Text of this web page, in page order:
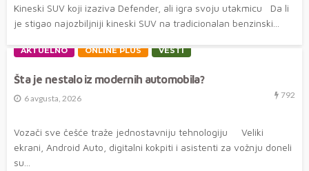
Kineski SUV koji izaziva Defender, ali igra svoju utakmicu Da li
je stigao najozbiljniji kineski SUV na tradicionalan benzinski...
AKTUELNO ONLINE PLUS VESTI
Šta je nestalo iz modernih automobila?
6 avgusta, 2026 792
Vozači sve češće traže jednostavniju tehnologiju Veliki
ekrani, Android Auto, digitalni kokpiti i asistenti za vožnju doneli
su...